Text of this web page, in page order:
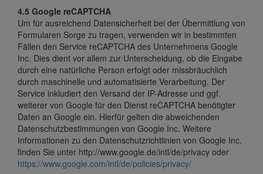
4.5 Google reCAPTCHA
Um für ausreichend Datensicherheit bei der Übermittlung von
Formularen Sorge zu tragen, verwenden wir in bestimmten
Fällen den Service reCAPTCHA des Unternehmens Google
Inc. Dies dient vor allem zur Unterscheidung, ob die Eingabe
durch eine natürliche Person erfolgt oder missbräuchlich
durch maschinelle und automatisierte Verarbeitung. Der
Service inkludiert den Versand der IP-Adresse und ggf.
weiterer von Google für den Dienst reCAPTCHA benötigter
Daten an Google ein. Hierfür gelten die abweichenden
Datenschutzbestimmungen von Google Inc. Weitere
Informationen zu den Datenschutzrichtlinien von Google Inc.
finden Sie unter http://www.google.de/intl/de/privacy oder
https://www.google.com/intl/de/policies/privacy/